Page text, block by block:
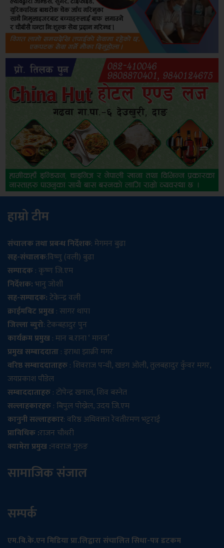
हाम्रो टीम
संचालक तथा प्रबन्ध निर्देशक: मेगमन बुढा
सह-संचालक:विष्णु (वली) बुढा
सम्पादक: कृष्ण जि.एम
निर्देशक:भानु जोशी
सह-सम्पादक:टेकेन्द्र वली
क्राईमबिट प्रमुख: सागर थापा
जिल्ला ब्युरो: टेकबहादुर पुन
कार्यक्रम प्रमुख: मान ब.राना ‘ मानव’
प्रमुख सम्बाददाता: इराधा झाक्री मगर
वरिष्ठ सम्बाददाताहरु: शिवराज पन्थी, खडग ओली, तुलबहादुर कुँवर मगर,
जयप्रकाश पौडेल
सम्बाददाताहरु: टोपेन्द्र खनाल, शिव बस्नेत
सल्लाहकारहरु: बिपुल पोख्रेल, उदय जि.एम
कानुनी सल्लाहकार: वरिष्ठ अधिवक्ता रेवतीरमण भट्टराई
प्राविधिक :राजन चौधरी
क्यामेरा प्रमुख :नवराज गुरुङ
सामाजिक संजाल
सम्पर्क
एम.बि.के.एन मिडिया प्रा.लिद्वारा संचालित सिधा-पत्र डटकम